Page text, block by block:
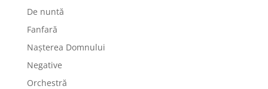
De nuntă
Fanfară
Nașterea Domnului
Negative
Orchestră